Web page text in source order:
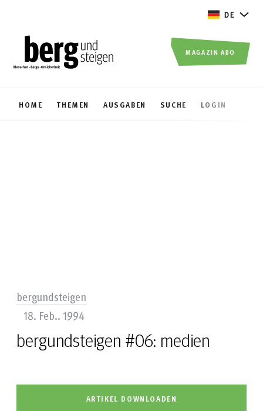
DE
HOME THEMEN AUSGABEN SUCHE LOGIN
MAGAZIN ABO
bergundsteigen #06: medien
18. Feb.. 1994
bergundsteigen
ARTIKEL DOWNLOADEN